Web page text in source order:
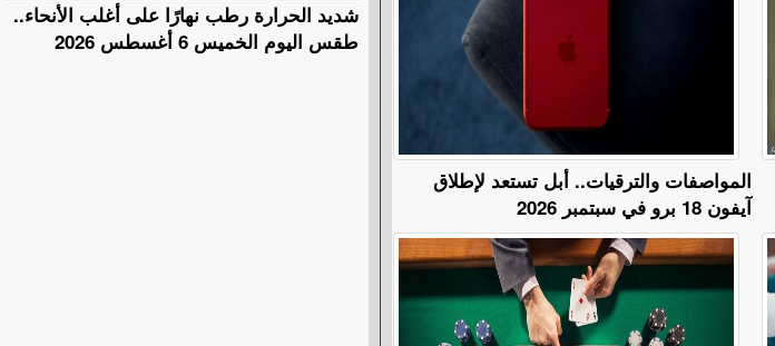
المواصفات والترقيات.. أبل تستعد لإطلاق
آيفون 18 برو في سبتمبر 2026
​شديد الحرارة رطب نهارًا على أغلب الأنحاء..
طقس اليوم الخميس 6 أغسطس 2026